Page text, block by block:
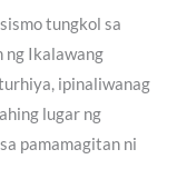
tungkol sa
ng Ikalawang
ipinaliwanag
lugar ng
pamamagitan ni